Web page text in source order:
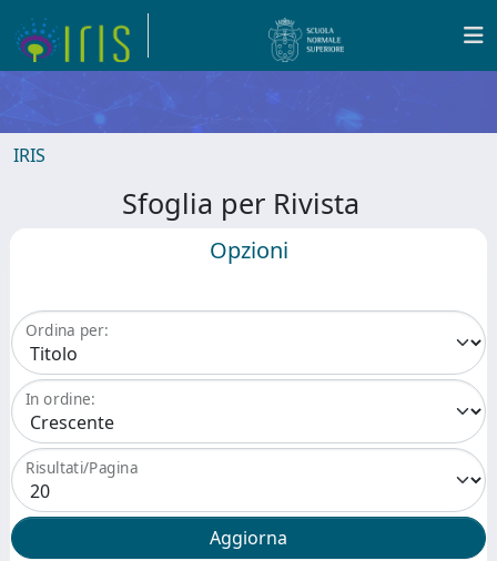
IRIS
Sfoglia per Rivista
Opzioni
Ordina per:
In ordine:
Risultati/Pagina